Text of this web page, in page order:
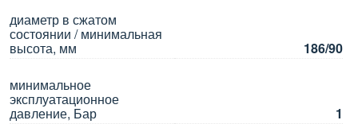
диаметр в сжатом
состоянии / минимальная
высота, мм
186/90
минимальное
эксплуатационное
давление, Бар
1